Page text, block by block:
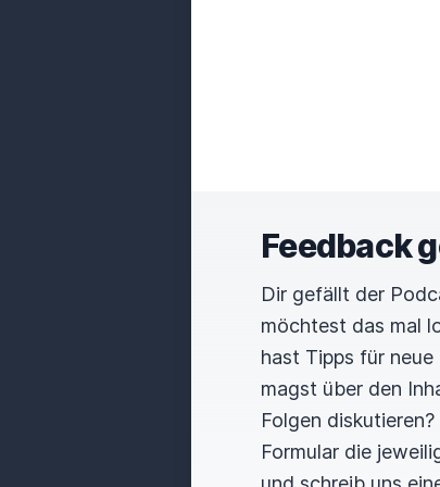
Nee, tatsächlich
weniger als das
eine Runde geht noch.
Ja, absolut.
Feedback
Dir gefällt der
möchtest das mal
hast Tipps für
magst über den
Folgen
Formular die